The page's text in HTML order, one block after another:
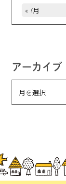
« 7月
アーカイブ